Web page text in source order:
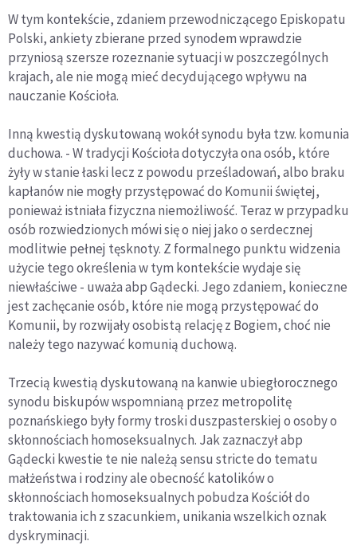
W tym kontekście, zdaniem przewodniczącego Episkopatu
Polski, ankiety zbierane przed synodem wprawdzie
przyniosą szersze rozeznanie sytuacji w poszczególnych
krajach, ale nie mogą mieć decydującego wpływu na
nauczanie Kościoła.
Inną kwestią dyskutowaną wokół synodu była tzw. komunia
duchowa. - W tradycji Kościoła dotyczyła ona osób, które
żyły w stanie łaski lecz z powodu prześladowań, albo braku
kapłanów nie mogły przystępować do Komunii świętej,
ponieważ istniała fizyczna niemożliwość. Teraz w przypadku
osób rozwiedzionych mówi się o niej jako o serdecznej
modlitwie pełnej tęsknoty. Z formalnego punktu widzenia
użycie tego określenia w tym kontekście wydaje się
niewłaściwe - uważa abp Gądecki. Jego zdaniem, konieczne
jest zachęcanie osób, które nie mogą przystępować do
Komunii, by rozwijały osobistą relację z Bogiem, choć nie
należy tego nazywać komunią duchową.
Trzecią kwestią dyskutowaną na kanwie ubiegłorocznego
synodu biskupów wspomnianą przez metropolitę
poznańskiego były formy troski duszpasterskiej o osoby o
skłonnościach homoseksualnych. Jak zaznaczył abp
Gądecki kwestie te nie należą sensu stricte do tematu
małżeństwa i rodziny ale obecność katolików o
skłonnościach homoseksualnych pobudza Kościół do
traktowania ich z szacunkiem, unikania wszelkich oznak
dyskryminacji.